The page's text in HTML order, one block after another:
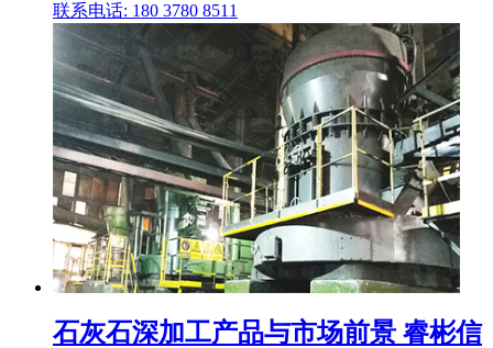
联系电话: 180 3780 8511
石灰石深加工产品与市场前景 睿彬信